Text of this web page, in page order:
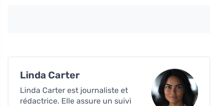
Linda Carter
Linda Carter est journaliste et
rédactrice. Elle assure un suivi